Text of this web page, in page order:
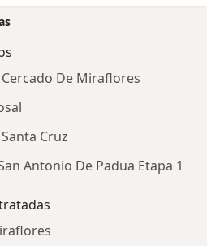
De Miraflores
Cruz
Antonio De Padua Etapa 1